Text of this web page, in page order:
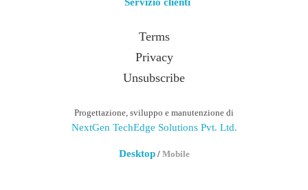
Terms
Privacy
Unsubscribe
Progettazione, sviluppo e manutenzione di
NextGen TechEdge Solutions Pvt. Ltd.
Desktop/ Mobile